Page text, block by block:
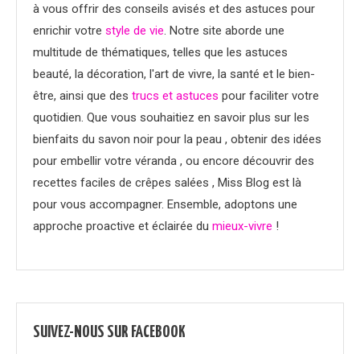
à vous offrir des conseils avisés et des astuces pour
enrichir votre style de vie. Notre site aborde une
multitude de thématiques, telles que les astuces
beauté, la décoration, l'art de vivre, la santé et le bien-
être, ainsi que des trucs et astuces pour faciliter votre
quotidien. Que vous souhaitiez en savoir plus sur les
bienfaits du savon noir pour la peau , obtenir des idées
pour embellir votre véranda , ou encore découvrir des
recettes faciles de crêpes salées , Miss Blog est là
pour vous accompagner. Ensemble, adoptons une
approche proactive et éclairée du mieux-vivre !
SUIVEZ-NOUS SUR FACEBOOK